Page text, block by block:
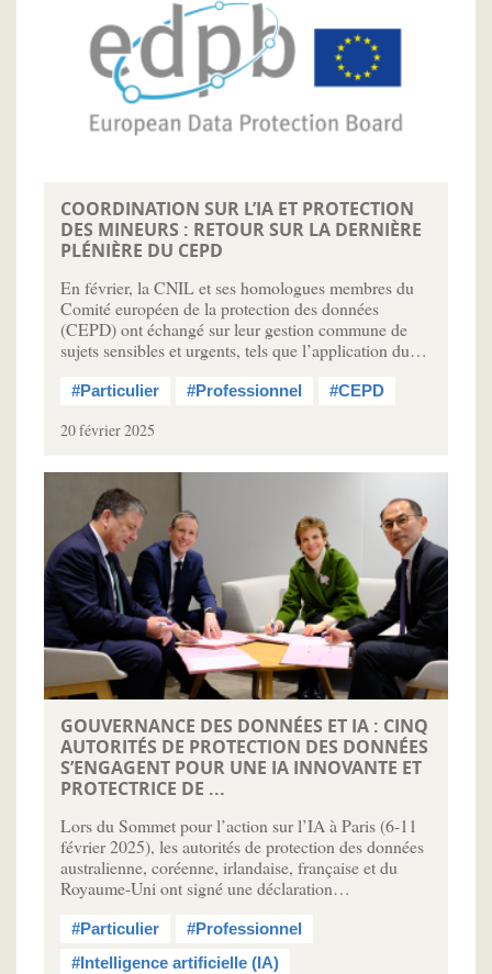
COORDINATION SUR L’IA ET PROTECTION
DES MINEURS : RETOUR SUR LA DERNIÈRE
PLÉNIÈRE DU CEPD
En février, la CNIL et ses homologues membres du
Comité européen de la protection des données
(CEPD) ont échangé sur leur gestion commune de
sujets sensibles et urgents, tels que l’application du…
#Particulier #Professionnel #CEPD
20 février 2025
GOUVERNANCE DES DONNÉES ET IA : CINQ
AUTORITÉS DE PROTECTION DES DONNÉES
S’ENGAGENT POUR UNE IA INNOVANTE ET
PROTECTRICE DE ...
Lors du Sommet pour l’action sur l’IA à Paris (6-11
février 2025), les autorités de protection des données
australienne, coréenne, irlandaise, française et du
Royaume-Uni ont signé une déclaration…
#Particulier
#Professionnel
#Intelligence artificielle (IA)